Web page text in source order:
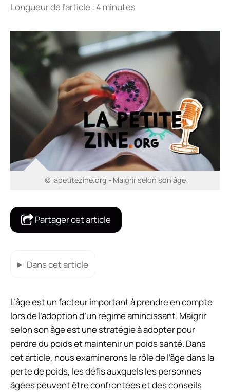
Longueur de l’article : 4 minutes
© lapetitezine.org - Maigrir selon son âge
Partager cet article
Dans cet article
L’âge est un facteur important à prendre en compte
lors de l’adoption d’un régime amincissant. Maigrir
selon son âge est une stratégie à adopter pour
perdre du poids et maintenir un poids santé. Dans
cet article, nous examinerons le rôle de l’âge dans la
perte de poids, les défis auxquels les personnes
âgées peuvent être confrontées et des conseils